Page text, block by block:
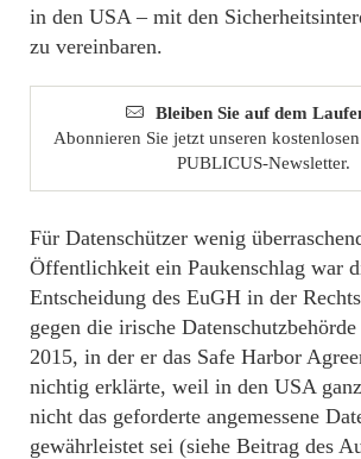
in den USA – mit den
zu vereinbaren.
Bleiben Sie auf dem
Abonnieren Sie jetzt unseren
PUBLICUS-Newsletter.
Für Datenschützer wenig
Öffentlichkeit ein Paukenschlag war
Entscheidung des EuGH in der
gegen die irische
2015, in der er das Safe Harbor
nichtig erklärte, weil in den USA
nicht das geforderte angemessene
gewährleistet sei (siehe Beitrag des